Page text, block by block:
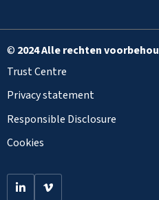
© 2024 Alle rechten
Trust Centre
Privacy statement
Responsible Disclosure
Cookies
Go Go